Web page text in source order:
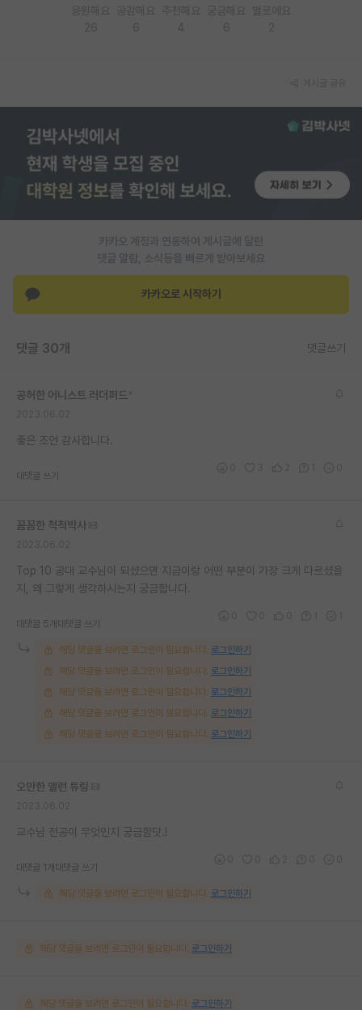
카카오 계정과 연동하여 게시글에 달린
댓글 알람, 소식등을 빠르게 받아보세요
카카오로 시작하기
댓글 30개 댓글쓰기
공허한 어니스트 러더퍼드
좋은 조언 감사합니다.
대댓글 쓰기
꼼꼼한 척척박사
Top 10 공대 교수님이 되셨으면 지금이랑 어떤 부분이 가장 크게 다르셨을
지, 왜 그렇게 생각하시는지 궁금합니다.
대댓글 5개 대댓글 쓰기
해당 댓글을 보려면 로그인이 필요합니다. 로그인하기
해당 댓글을 보려면 로그인이 필요합니다. 로그인하기
해당 댓글을 보려면 로그인이 필요합니다. 로그인하기
해당 댓글을 보려면 로그인이 필요합니다. 로그인하기
해당 댓글을 보려면 로그인이 필요합니다. 로그인하기
오만한 앨런 튜링
교수님 전공이 무엇인지 궁금함닷.!
대댓글 1개 대댓글 쓰기
해당 댓글을 보려면 로그인이 필요합니다. 로그인하기
해당 댓글을 보려면 로그인이 필요합니다. 로그인하기
해당 댓글을 보려면 로그인이 필요합니다. 로그인하기